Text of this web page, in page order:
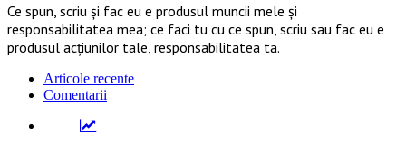
Ce spun, scriu și fac eu e produsul muncii mele și
responsabilitatea mea; ce faci tu cu ce spun, scriu sau fac eu e
produsul acțiunilor tale, responsabilitatea ta.
Articole recente
Comentarii